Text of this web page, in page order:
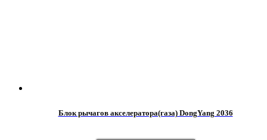
Блок рычагов акселератора(газа) DongYang 2036